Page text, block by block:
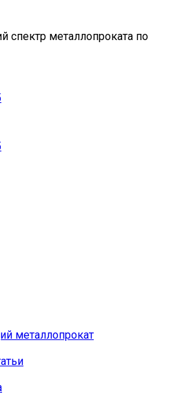
спектр металлопроката по
металлопрокат